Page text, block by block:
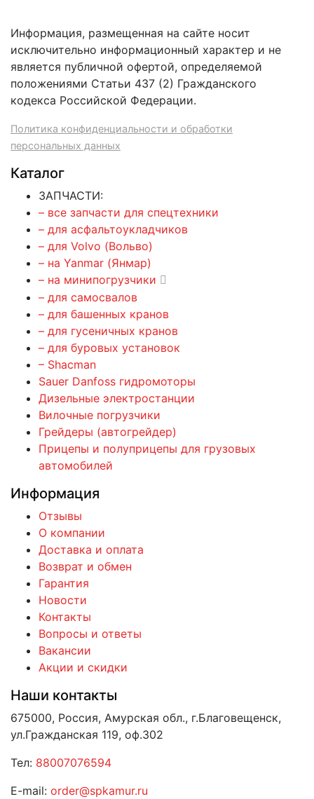
Информация, размещенная на сайте носит
исключительно информационный характер и не
является публичной офертой, определяемой
положениями Статьи 437 (2) Гражданского
кодекса Российской Федерации.
Политика конфиденциальности и обработки
персональных данных
Каталог
ЗАПЧАСТИ:
– все запчасти для спецтехники
– для асфальтоукладчиков
– для Volvo (Вольво)
– на Yanmar (Янмар)
– на минипогрузчики
– для самосвалов
– для башенных кранов
– для гусеничных кранов
– для буровых установок
– Shacman
Sauer Danfoss гидромоторы
Дизельные электростанции
Вилочные погрузчики
Грейдеры (автогрейдер)
Прицепы и полуприцепы для грузовых
автомобилей
Информация
Отзывы
О компании
Доставка и оплата
Возврат и обмен
Гарантия
Новости
Контакты
Вопросы и ответы
Вакансии
Акции и скидки
Наши контакты
675000, Россия, Амурская обл., г.Благовещенск,
ул.Гражданская 119, оф.302
Тел: 88007076594
E-mail: order@spkamur.ru